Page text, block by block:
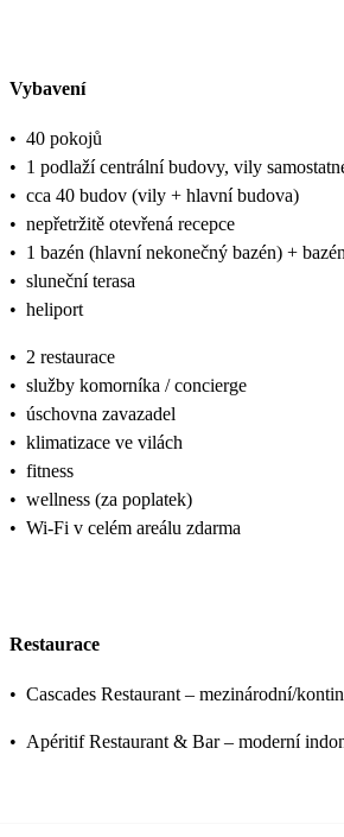
Vybavení
• 40 pokojů
• 1 podlaží centrální budovy, vily
• cca 40 budov (vily + hlavní budova)
• nepřetržitě otevřená recepce
• 1 bazén (hlavní nekonečný bazén) +
• sluneční terasa
• heliport
• 2 restaurace
• služby komorníka / concierge
• úschovna zavazadel
• klimatizace ve vilách
• fitness
• wellness (za poplatek)
• Wi‑Fi v celém areálu zdarma
Restaurace
• Cascades Restaurant – mezinárodní/
• Apéritif Restaurant & Bar – moderní